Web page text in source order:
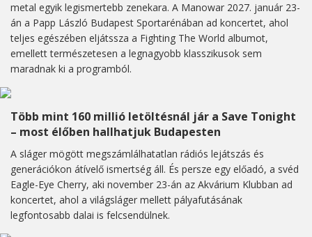
metal egyik legismertebb zenekara. A Manowar 2027. január 23-
án a Papp László Budapest Sportarénában ad koncertet, ahol
teljes egészében eljátssza a Fighting The World albumot,
emellett természetesen a legnagyobb klasszikusok sem
maradnak ki a programból.
Több mint 160 millió letöltésnál jár a Save Tonight
– most élőben hallhatjuk Budapesten
A sláger mögött megszámlálhatatlan rádiós lejátszás és
generációkon átívelő ismertség áll. És persze egy előadó, a svéd
Eagle-Eye Cherry, aki november 23-án az Akvárium Klubban ad
koncertet, ahol a világsláger mellett pályafutásának
legfontosabb dalai is felcsendülnek.